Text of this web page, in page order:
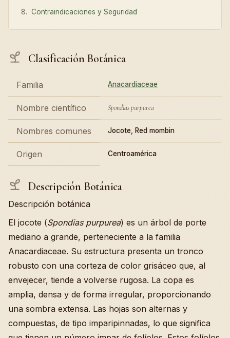
Contraindicaciones y Seguridad
Clasificación Botánica
Familia Anacardiaceae
Nombre científico Spondias purpurea
Nombres comunes Jocote, Red mombin
Origen Centroamérica
Descripción Botánica
Descripción botánica
El jocote (Spondias purpurea) es un árbol de porte
mediano a grande, perteneciente a la familia
Anacardiaceae. Su estructura presenta un tronco
robusto con una corteza de color grisáceo que, al
envejecer, tiende a volverse rugosa. La copa es
amplia, densa y de forma irregular, proporcionando
una sombra extensa. Las hojas son alternas y
compuestas, de tipo imparipinnadas, lo que significa